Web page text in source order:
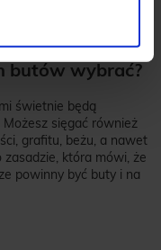
butów wybrać?
świetnie będą
sięgać również
grafitu, beżu, a nawet
która mówi, że
powinny być buty i na